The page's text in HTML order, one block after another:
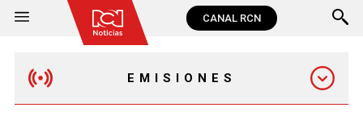
CANAL RCN
EMISIONES